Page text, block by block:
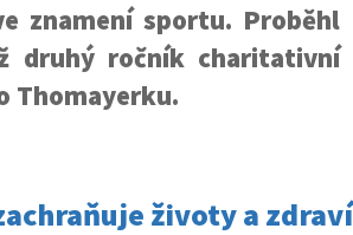
znamení sportu. Proběhl
druhý ročník charitativní
Thomayerku.
životy a